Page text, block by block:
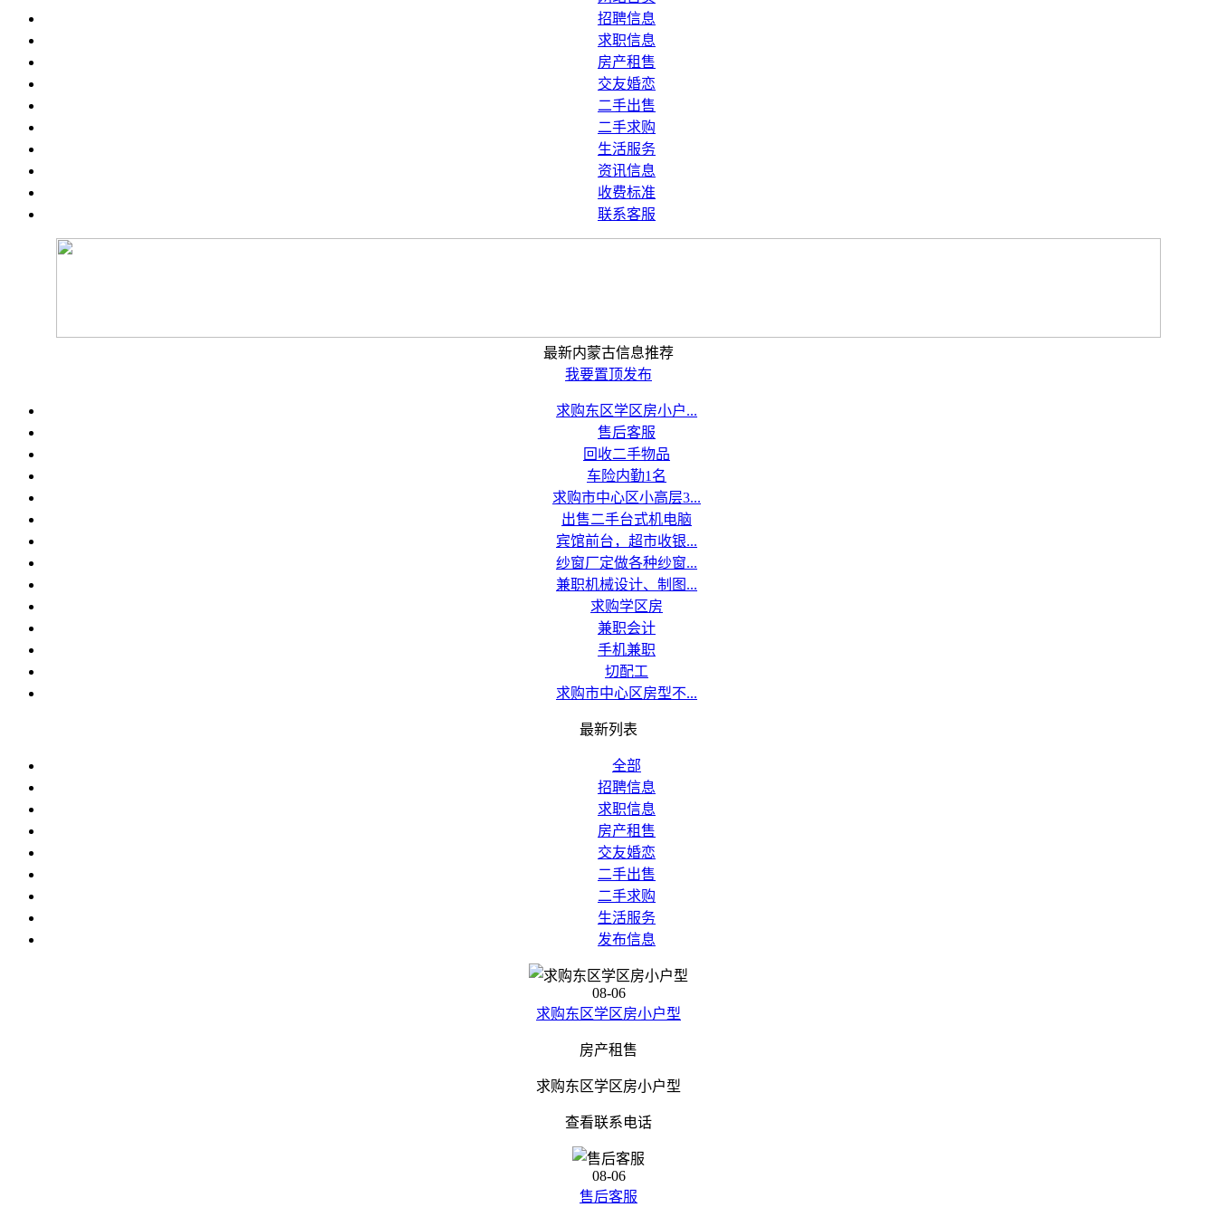
招聘信息
求职信息
房产租售
交友婚恋
二手出售
二手求购
生活服务
资讯信息
收费标准
联系客服
最新内蒙古信息推荐
我要置顶发布
求购东区学区房小户...
售后客服
回收二手物品
车险内勤1名
求购市中心区小高层3...
出售二手台式机电脑
宾馆前台，超市收银...
纱窗厂定做各种纱窗...
兼职机械设计、制图...
求购学区房
兼职会计
手机兼职
切配工
求购市中心区房型不...
最新列表
全部
招聘信息
求职信息
房产租售
交友婚恋
二手出售
二手求购
生活服务
发布信息
08-06
求购东区学区房小户型
房产租售
求购东区学区房小户型
查看联系电话
08-06
售后客服